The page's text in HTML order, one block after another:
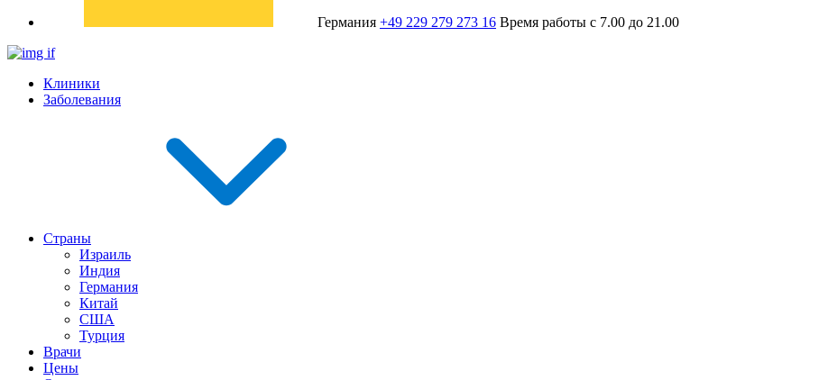
Германия +49 229 279 273 16 Время работы с 7.00 до 21.00
Клиники
Заболевания
Страны
Израиль
Индия
Германия
Китай
США
Турция
Врачи
Цены